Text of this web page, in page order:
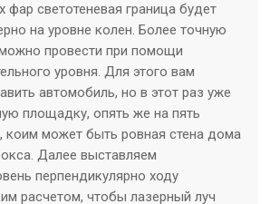
фар светотеневая граница будет
на уровне колен. Более точную
провести при помощи
уровня. Для этого вам
автомобиль, но в этот раз уже
площадку, опять же на пять
коим может быть ровная стена дома
Далее выставляем
перпендикулярно ходу
расчетом, чтобы лазерный луч